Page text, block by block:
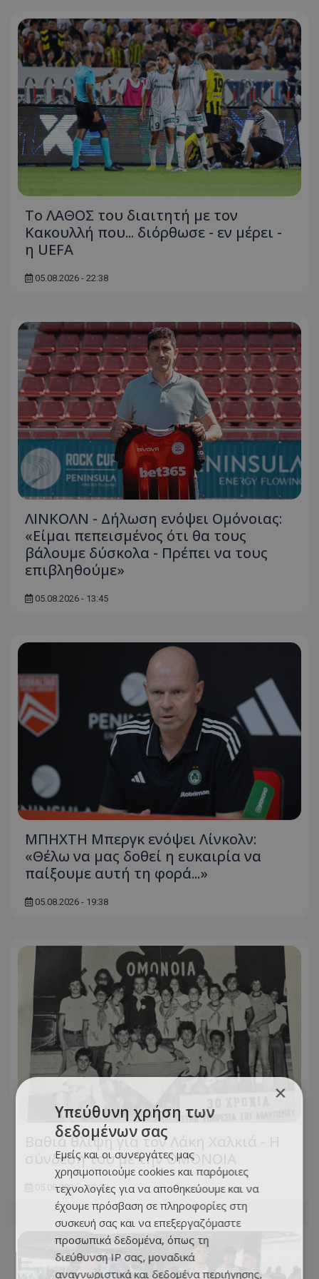
Το ΛΑΘΟΣ του διαιτητή με τον
Κακουλλή που... διόρθωσε - εν μέρει -
η UEFA
05.08.2026 - 22:38
ΛΙΝΚΟΛΝ - Δήλωση ενόψει Ομόνοιας:
«Είμαι πεπεισμένος ότι θα τους
βάλουμε δύσκολα - Πρέπει να τους
επιβληθούμε»
05.08.2026 - 13:45
ΜΠΗΧΤΗ Μπεργκ ενόψει Λίνκολν:
«Θέλω να μας δοθεί η ευκαιρία να
παίξουμε αυτή τη φορά...»
05.08.2026 - 19:38
Βαθιά θλίψη για τον Λάκη Χαλκιά - Η
σύνδεση του με την ΟΜΟΝΟΙΑ
05.08.2026 - 13:29
×
Υπεύθυνη χρήση των
δεδομένων σας
Εμείς και οι συνεργάτες μας
χρησιμοποιούμε cookies και παρόμοιες
τεχνολογίες για να αποθηκεύουμε και να
έχουμε πρόσβαση σε πληροφορίες στη
συσκευή σας και να επεξεργαζόμαστε
προσωπικά δεδομένα, όπως τη
διεύθυνση IP σας, μοναδικά
αναγνωριστικά και δεδομένα περιήγησης,